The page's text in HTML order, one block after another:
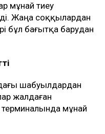
мұнай тиеу
Жаңа соққылардан
бұл бағытқа барудан
шабуылдардан
жалдаған
мұнай